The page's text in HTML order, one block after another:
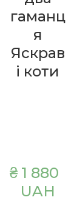
гаманц
я
Яскрав
і коти
₴ 1 880
UAH